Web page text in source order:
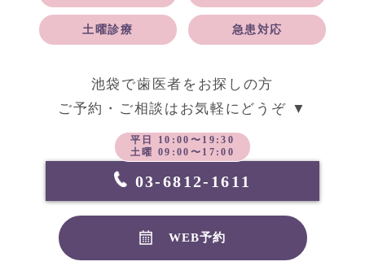
土曜診療 急患対応
池袋で歯医者をお探しの方
ご予約・ご相談はお気軽にどうぞ ▼
平日 10:00〜19:30
土曜 09:00〜17:00
03-6812-1611
WEB予約